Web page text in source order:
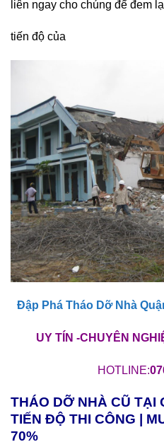
liên ngay cho chúng để đem
tiến độ của
Đập Phá Tháo Dỡ Nhà
UY TÍN -CHUYÊN
HOTLINE:
THÁO DỠ NHÀ CŨ TẠI
TIẾN ĐỘ THI CÔNG |
70%